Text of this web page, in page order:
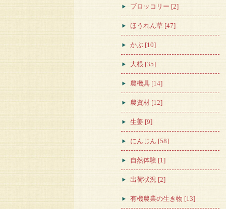
ブロッコリー [2]
ほうれん草 [47]
かぶ [10]
大根 [35]
農機具 [14]
農資材 [12]
生姜 [9]
にんじん [58]
自然体験 [1]
出荷状況 [2]
有機農業の生き物 [13]